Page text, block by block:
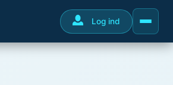
Log ind